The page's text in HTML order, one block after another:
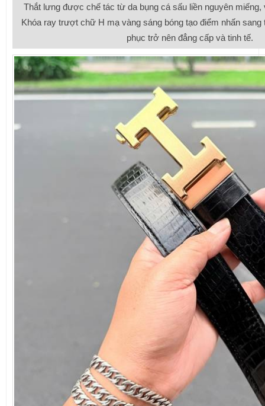
Thắt lưng được chế tác từ da bụng cá sấu liền nguyên miếng,
Khóa ray trượt chữ H mạ vàng sáng bóng tạo điểm nhấn sang
phục trở nên đẳng cấp và tinh tế.